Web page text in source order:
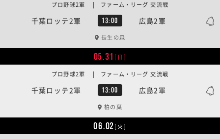
千葉ロッテ2軍 13:00 広島2軍
プロ野球2軍 | ファーム・リーグ 交流戦
長生の森
05.31 [日]
千葉ロッテ2軍 13:00 広島2軍
プロ野球2軍 | ファーム・リーグ 交流戦
柏の葉
06.02[火]